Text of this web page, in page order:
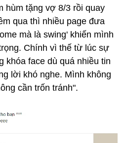
hùm tặng vợ 8/3 rồi quay
qua thì nhiều page đưa
mà là swing' khiến mình
Chính vì thế từ lúc sự
khóa face dù quá nhiều tin
lời khó nghe. Mình không
cần trốn tránh".